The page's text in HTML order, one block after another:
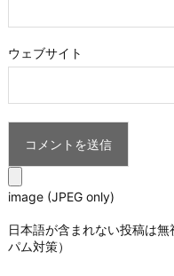
ウェブサイト
image (JPEG only)
日本語が含まれない投稿は
パム対策）